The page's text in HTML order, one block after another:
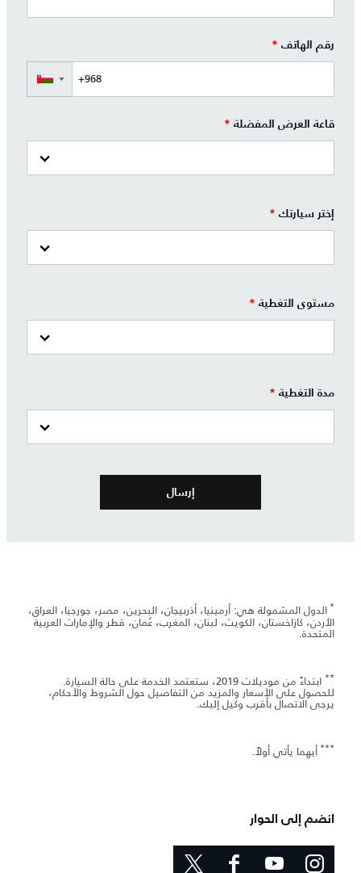
رقم الهاتف *
▼
قاعة العرض المفضلة *
إختر سيارتك *
مستوى التغطية *
مدة التغطية *
* الدول المشمولة هي: أرمينيا، أذربيجان، البحرين، مصر، جورجيا، العراق،
الأردن، كازاخستان، الكويت، لبنان، المغرب، عُمان، قطر والإمارات العربية
المتحدة.
** ابتداءً من موديلات 2019، ستعتمد الخدمة على حالة السيارة.
للحصول على الأسعار والمزيد من التفاصيل حول الشروط والأحكام،
يرجى الاتصال بأقرب وكيل إليك.
*** أيهما يأتي أولاً.
انضم إلى الحوار